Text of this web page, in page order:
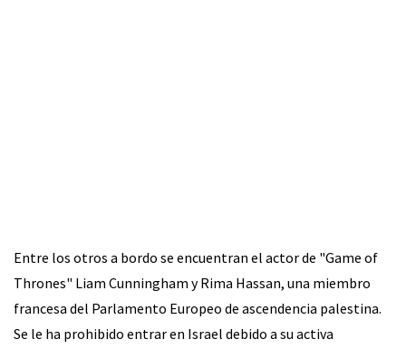
Entre los otros a bordo se encuentran el actor de "Game of
Thrones" Liam Cunningham y Rima Hassan, una miembro
francesa del Parlamento Europeo de ascendencia palestina.
Se le ha prohibido entrar en Israel debido a su activa